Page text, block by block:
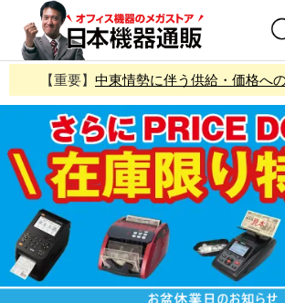
【重要】 中東情勢に伴う供給・価格へ